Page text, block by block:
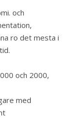
och
ro det mesta i
och 2000,
med